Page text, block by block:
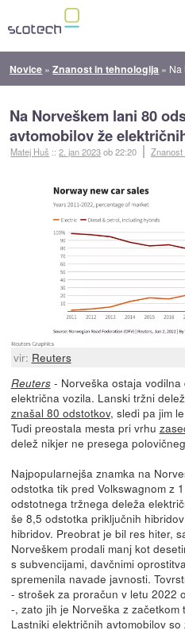
Novice »Znanost in tehnologija » Na
Na Norveškem lani 80
avtomobilov že
Matej Huš ::2. jan 2023ob 22:20 Znanost
vir: Reuters
Reuters- Norveška ostaja
električna vozila. Lanski tržni
znašal 80 odstotkov, sledi pa jim
Tudi preostala mesta pri vrhu
delež nikjer ne presega
Najpopularnejša znamka na
odstotka tik pred Volkswagnom z
odstotnega tržnega deleža
še 8,5 odstotka priključnih
hibridov. Preobrat je bil res hiter,
Norveškem prodali manj kot
s subvencijami, davčnimi
spremenila navade javnosti.
- strošek za proračun v letu 2022
-, zato jih je Norveška z začetkom
Lastniki električnih avtomobilov so